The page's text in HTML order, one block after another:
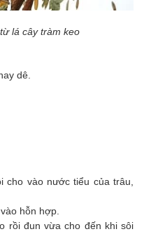
lá cây tràm keo
dê.
cho vào nước tiểu của trâu,
hỗn hợp.
rồi đun vừa cho đến khi sôi